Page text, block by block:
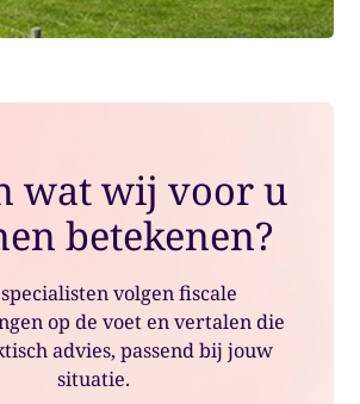
wat wij voor u
betekenen?
volgen fiscale
op de voet en vertalen die
advies, passend bij jouw
situatie.